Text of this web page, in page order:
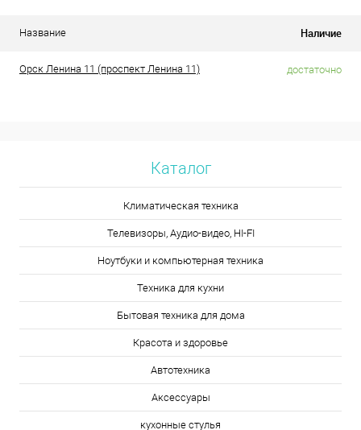
Название Наличие
Орск Ленина 11 (проспект Ленина 11) достаточно
Каталог
Климатическая техника
Телевизоры, Аудио-видео, HI-FI
Ноутбуки и компьютерная техника
Техника для кухни
Бытовая техника для дома
Красота и здоровье
Автотехника
Аксессуары
кухонные стулья